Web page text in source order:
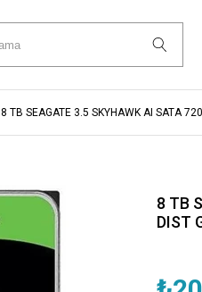
8 TB SEAGATE 3.5 SKYHAWK AI SATA
8 TB
DIST